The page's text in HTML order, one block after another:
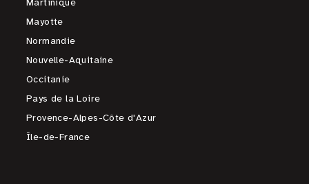
Martinique
Mayotte
Normandie
Nouvelle-Aquitaine
Occitanie
Pays de la Loire
Provence-Alpes-Côte d'Azur
Île-de-France